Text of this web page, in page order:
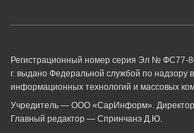
Регистрационный номер серия Эл № ФС77-
г. выдано Федеральной службой по надзору
информационных технологий и массовых
Учредитель — ООО «СарИнформ».
Главный редактор — Спринчанэ Д.Ю.